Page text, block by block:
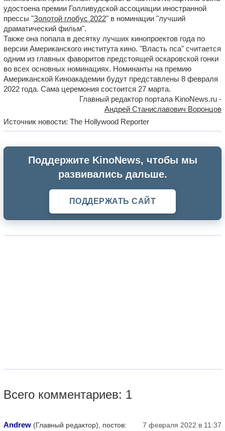
удостоена премии Голливудской ассоциации иностранной
прессы "Золотой глобус 2022" в номинации "лучший
драматический фильм".
Также она попала в десятку лучших кинопроектов года по
версии Американского института кино. "Власть пса" считается
одним из главных фаворитов предстоящей оскаровской гонки
во всех основных номинациях. Номинанты на премию
Американской Киноакадемии будут представлены 8 февраля
2022 года. Сама церемония состоится 27 марта.
Главный редактор портала KinoNews.ru -
Андрей Станиславович Воронцов
Источник новости: The Hollywood Reporter
Поддержите KinoNews, чтобы мы
развивались дальше.
ПОДДЕРЖАТЬ САЙТ
Всего комментариев: 1
Andrew (Главный редактор), постов:
7 февраля 2022 в 11:37